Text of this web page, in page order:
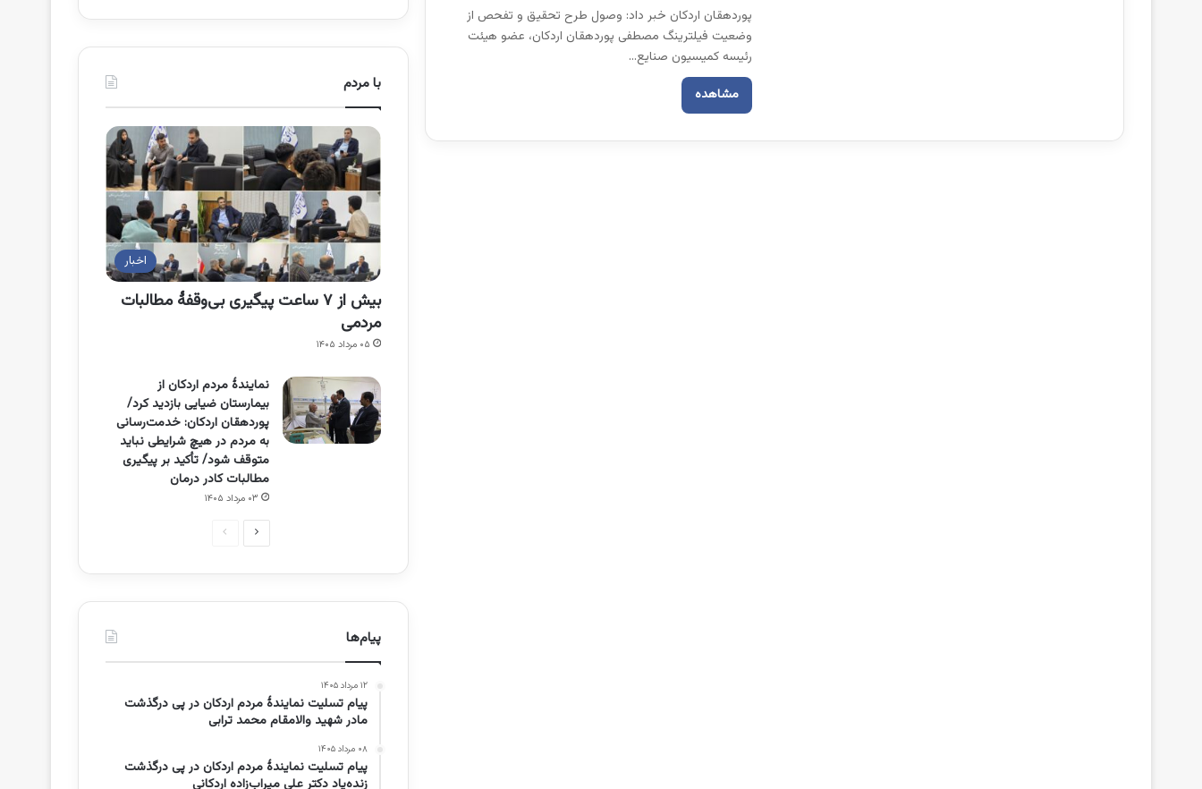
پوردهقان اردکان خبر داد: وصول طرح تحقیق و تفحص از
وضعیت فیلترینگ مصطفی پوردهقان اردکان، عضو هیئت
رئیسه کمیسیون صنایع…
مشاهده
با مردم
اخبار
بیش از ۷ ساعت پیگیری بی‌وقفۀ مطالبات
مردمی
۰۵ مرداد ۱۴۰۵
نمایندۀ مردم اردکان از
بیمارستان ضیایی بازدید کرد/
پوردهقان اردکان: خدمت‌رسانی
به مردم در هیچ شرایطی نباید
متوقف شود/ تأکید بر پیگیری
مطالبات کادر درمان
۰۳ مرداد ۱۴۰۵
صفحه
صفحه
پیام‌ها
۱۲ مرداد ۱۴۰۵
پیام تسلیت نمایندۀ مردم اردکان در پی درگذشت
مادر شهید والامقام محمد ترابی
۰۸ مرداد ۱۴۰۵
پیام تسلیت نمایندۀ مردم اردکان در پی درگذشت
زنده‌یاد دکتر علی میراب‌زاده اردکانی